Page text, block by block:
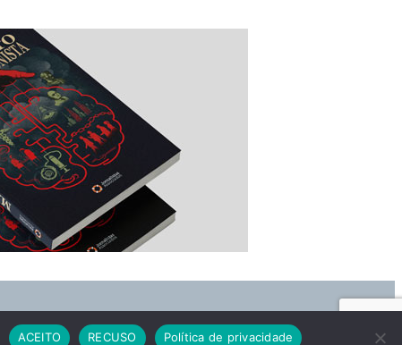
ACEITO RECUSO Política de privacidade